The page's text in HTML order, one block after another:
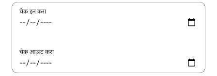
चेक इन करा
चेक आऊट करा